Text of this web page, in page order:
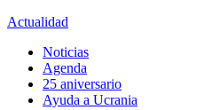
Actualidad
Noticias
Agenda
25 aniversario
Ayuda a Ucrania